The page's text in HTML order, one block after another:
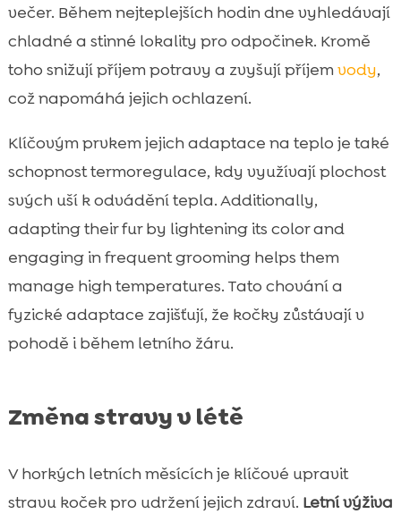
večer. Během nejteplejších hodin dne vyhledávají
chladné a stinné lokality pro odpočinek. Kromě
toho snižují příjem potravy a zvyšují příjemvody,
což napomáhá jejich ochlazení.
Klíčovým prvkem jejich adaptace na teplo je také
schopnost termoregulace, kdy využívají plochost
svých uší k odvádění tepla. Additionally,
adapting their fur by lightening its color and
engaging in frequent grooming helps them
manage high temperatures. Tato chování a
fyzické adaptace zajišťují, že kočky zůstávají v
pohodě i během letního žáru.
Změna stravy v létě
V horkých letních měsících je klíčové upravit
stravu koček pro udržení jejich zdraví. Letní výživa